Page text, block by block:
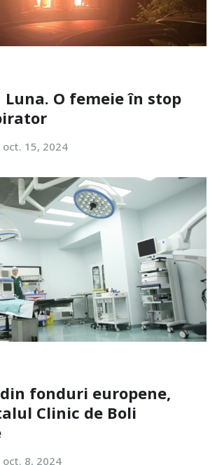
O femeie în stop
oct. 15, 2024
fonduri europene,
Clinic de Boli
oct. 8, 2024